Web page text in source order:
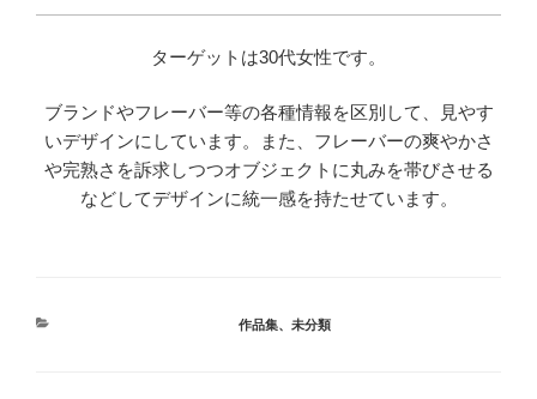
ターゲットは30代女性です。
ブランドやフレーバー等の各種情報を区別して、見やす
いデザインにしています。また、フレーバーの爽やかさ
や完熟さを訴求しつつオブジェクトに丸みを帯びさせる
などしてデザインに統一感を持たせています。
カ
作品集、未分類